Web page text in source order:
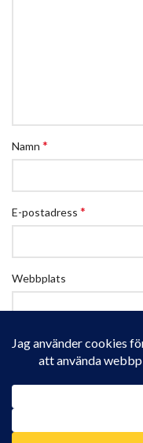
Namn *
E-postadress *
Webbplats
Spara mitt namn, min
webbläsare till nästa
website, you agree to their
To find out more, including